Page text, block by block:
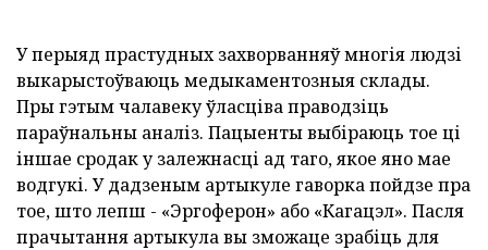
У перыяд прастудных захворванняў многія людзі
выкарыстоўваюць медыкаментозныя склады.
Пры гэтым чалавеку ўласціва праводзіць
параўнальны аналіз. Пацыенты выбіраюць тое ці
іншае сродак у залежнасці ад таго, якое яно мае
водгукі. У дадзеным артыкуле гаворка пойдзе пра
тое, што лепш - «Эргоферон» або «Кагацэл». Пасля
прачытання артыкула вы зможаце зрабіць для